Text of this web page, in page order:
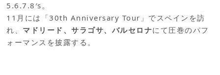
5.6.7.8′s。
11月には「30th Anniversary Tour」でスペインを訪
れ、 マドリード、サラゴサ、バルセロナにて圧巻のパフ
ォーマンスを披露する。